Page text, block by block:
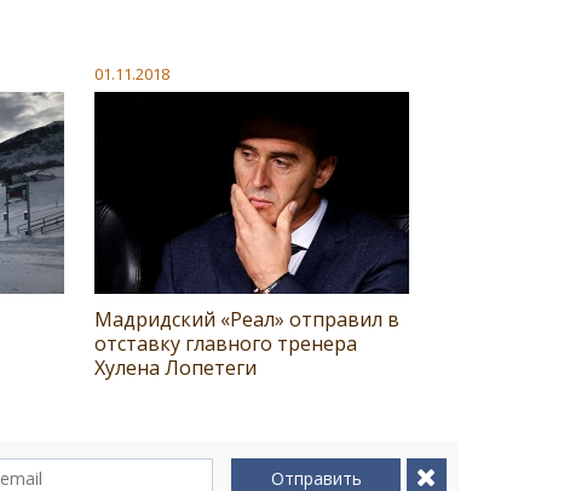
01.11.2018
Мадридский «Реал» отправил в
отставку главного тренера
Хулена Лопетеги
Отправить